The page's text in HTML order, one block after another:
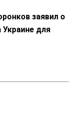
заявил о
Украине для